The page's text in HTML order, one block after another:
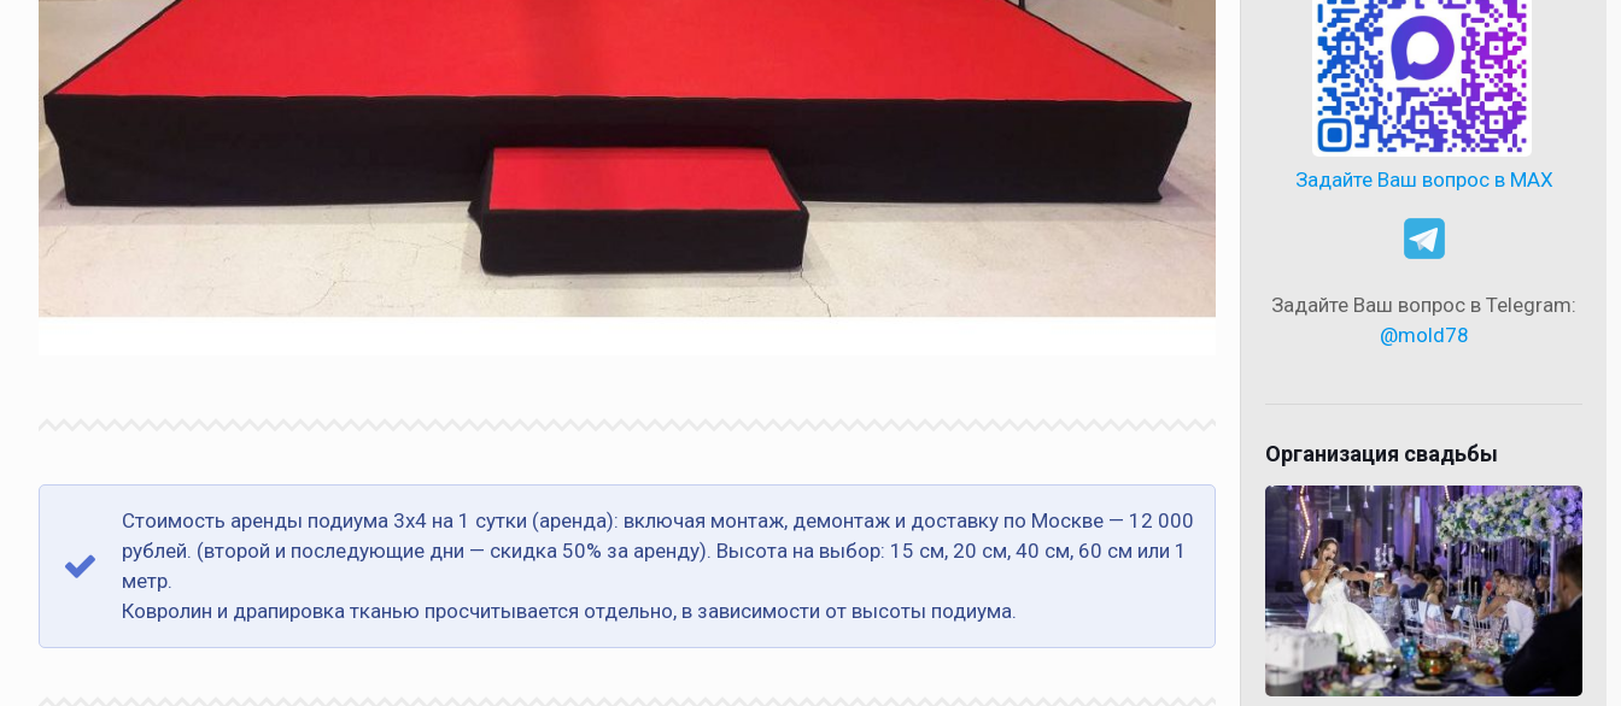
Стоимость аренды подиума 3х4 на 1 сутки (аренда): включая монтаж, демонтаж и доставку по Москве — 12 000
рублей. (второй и последующие дни — скидка 50% за аренду). Высота на выбор: 15 см, 20 см, 40 см, 60 см или 1
метр.
Ковролин и драпировка тканью просчитывается отдельно, в зависимости от высоты подиума.
Задайте Ваш вопрос в MAX
Задайте Ваш вопрос в Telegram:
@mold78
Организация свадьбы